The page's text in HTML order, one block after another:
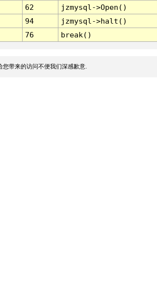
62
jzmysql->Open()
94
jzmysql->halt()
76 break()
带来的访问不便我们深感歉意.